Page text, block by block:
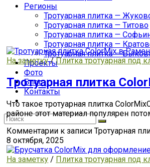
Регионы
Тротуарная плитка —
Тротуарная плитка — Титово
Тротуарная плитка —
Тротуарная плитка —
Тротуарная плитка —
Проекты
Фото
Блог
Контакты
На заметку/Плитка тротуарная под
Тротуарная плитка
Что такое тротуарная плитка
районе этот материал популярен
Комментарии к записи Тротуарная
8 октября, 2025
На заметку / Плитка тротуарная под